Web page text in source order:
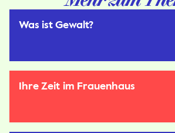
Was ist Gewalt?
Ihre Zeit im Frauenhaus